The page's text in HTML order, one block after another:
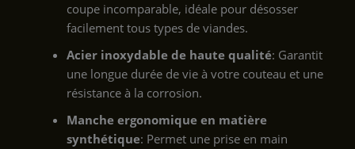
coupe incomparable, idéale pour désosser
facilement tous types de viandes.
Acier inoxydable de haute qualité: Garantit
une longue durée de vie à votre couteau et une
résistance à la corrosion.
Manche ergonomique en matière
synthétique: Permet une prise en main